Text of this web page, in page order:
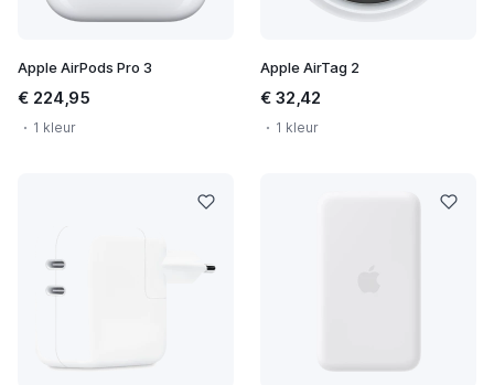
Apple AirPods Pro 3
€ 224,95
1 kleur
Apple AirTag 2
€ 32,42
1 kleur